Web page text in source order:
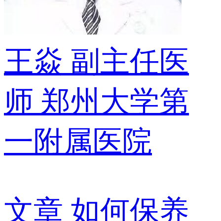
王焱 副主任医
师 郑州大学第
一附属医院
文章 如何保养